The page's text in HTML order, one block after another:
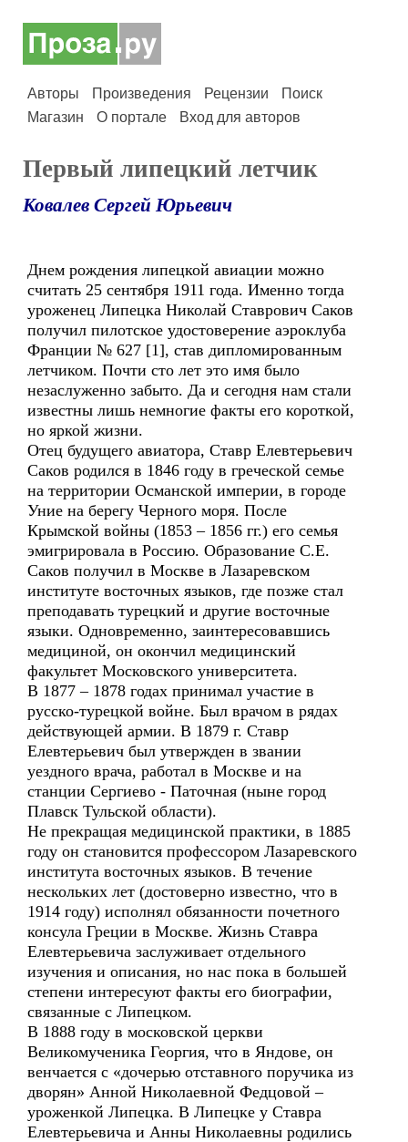
Авторы Произведения Рецензии
Поиск
Магазин
О портале Вход для авторов
Первый липецкий летчик
Ковалев Сергей Юрьевич
Днем рождения липецкой авиации можно
считать 25 сентября 1911 года. Именно тогда
уроженец Липецка Николай Ставрович Саков
получил пилотское удостоверение аэроклуба
Франции № 627 [1], став дипломированным
летчиком. Почти сто лет это имя было
незаслуженно забыто. Да и сегодня нам стали
известны лишь немногие факты его короткой,
но яркой жизни.
Отец будущего авиатора, Ставр Елевтерьевич
Саков родился в 1846 году в греческой семье
на территории Османской империи, в городе
Уние на берегу Черного моря. После
Крымской войны (1853 – 1856 гг.) его семья
эмигрировала в Россию. Образование С.Е.
Саков получил в Москве в Лазаревском
институте восточных языков, где позже стал
преподавать турецкий и другие восточные
языки. Одновременно, заинтересовавшись
медициной, он окончил медицинский
факультет Московского университета.
В 1877 – 1878 годах принимал участие в
русско-турецкой войне. Был врачом в рядах
действующей армии. В 1879 г. Ставр
Елевтерьевич был утвержден в звании
уездного врача, работал в Москве и на
станции Сергиево - Паточная (ныне город
Плавск Тульской области).
Не прекращая медицинской практики, в 1885
году он становится профессором Лазаревского
института восточных языков. В течение
нескольких лет (достоверно известно, что в
1914 году) исполнял обязанности почетного
консула Греции в Москве. Жизнь Ставра
Елевтерьевича заслуживает отдельного
изучения и описания, но нас пока в большей
степени интересуют факты его биографии,
связанные с Липецком.
В 1888 году в московской церкви
Великомученика Георгия, что в Яндове, он
венчается с «дочерью отставного поручика из
дворян» Анной Николаевной Федцовой –
уроженкой Липецка. В Липецке у Ставра
Елевтерьевича и Анны Николаевны родились